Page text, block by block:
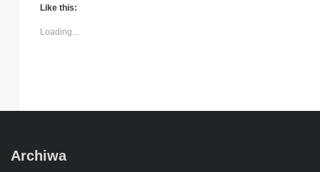
Like this:
Loading...
Archiwa